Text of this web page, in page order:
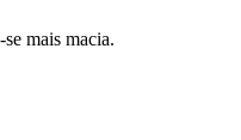
mais macia.